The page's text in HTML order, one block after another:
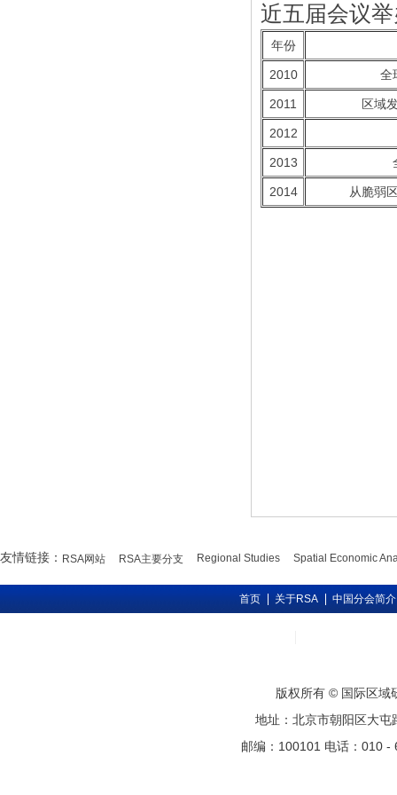
近五届会议
年份
2010 全
2011 区域
2012
2013
2014 从脆弱
友情链接： RSA网站 RSA主要分支 Regional Studies Spatial Economic
首页 关于RSA 中国分会简介
版权所有 © 国际区
地址：北京市朝阳区大
邮编：100101 电话：010